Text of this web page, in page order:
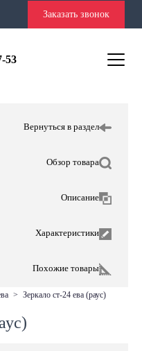
Заказать звонок
53
Вернуться в раздел
Обзор товара
Описание
Характеристики
Похожие товары
> зеркало ст-24 ева (раус)